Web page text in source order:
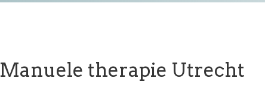
Manuele therapie Utrecht